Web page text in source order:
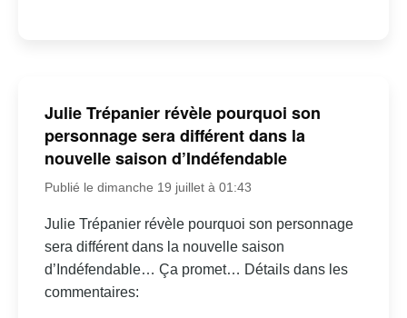
Julie Trépanier révèle pourquoi son
personnage sera différent dans la
nouvelle saison d’Indéfendable
Publié le dimanche 19 juillet à 01:43
Julie Trépanier révèle pourquoi son personnage
sera différent dans la nouvelle saison
d’Indéfendable… Ça promet… Détails dans les
commentaires: